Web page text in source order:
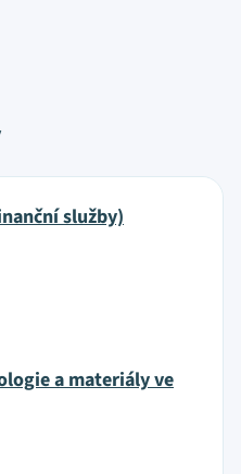
služby)
a materiály ve